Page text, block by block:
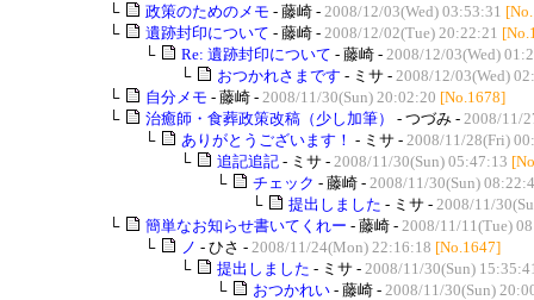
└
政策のためのメモ - 藤崎 - 2008/12/03(Wed) 03:53:31
└
遺跡封印について - 藤崎 - 2008/12/02(Tue) 20:22:21
└
Re: 遺跡封印について - 藤崎 - 2008/12/03(Wed)
└
おつかれさまです - ミサ - 2008/12/03(Wed)
└
自分メモ - 藤崎 - 2008/11/30(Sun) 20:02:20 [No.1678]
└
治癒師・食葬政策改稿（少し加筆） - つづみ - 2008/11/
└
ありがとうございます！ - ミサ - 2008/11/28(Fri)
└
追記追記 - ミサ - 2008/11/30(Sun) 05:47:13
└
チェック - 藤崎 - 2008/11/30(Sun)
└
提出しました - ミサ - 2008/11/
└
簡単なお知らせ書いてくれー - 藤崎 - 2008/11/11(Tue)
└
ノ - ひさ - 2008/11/24(Mon) 22:16:18 [No.1647]
└
提出しました - ミサ - 2008/11/30(Sun)
└
おつかれい - 藤崎 - 2008/11/30(Sun)